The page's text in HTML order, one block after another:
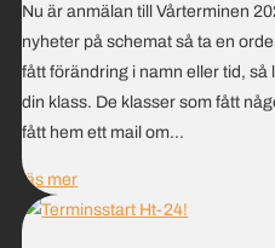
Nu är anmälan till Vårterminen
nyheter på schemat så ta en
fått förändring i namn eller tid, så
din klass. De klasser som fått
fått hem ett mail om...
läs mer